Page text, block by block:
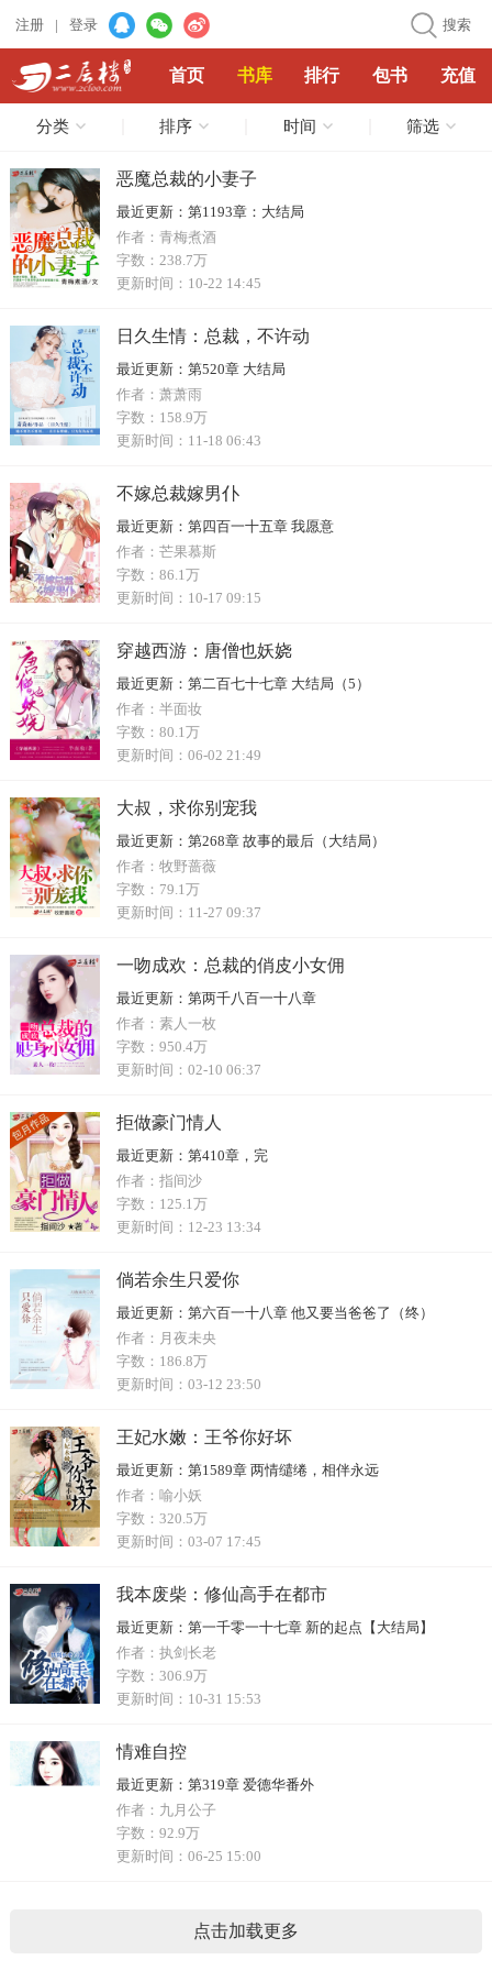
注册 | 登录 搜索
首页 书库 排行 包书 充值
分类 排序 时间 筛选
恶魔总裁的小妻子
最近更新： 第1193章：大结局
作者： 青梅煮酒
字数： 238.7万
更新时间： 10-22 14:45
日久生情：总裁，不许动
最近更新：
第520章 大结局
作者： 萧萧雨
字数： 158.9万
更新时间： 11-18 06:43
不嫁总裁嫁男仆
最近更新： 第四百一十五章 我愿意
作者： 芒果慕斯
字数： 86.1万
更新时间： 10-17 09:15
穿越西游：唐僧也妖娆
最近更新： 第二百七十七章 大结局（5）
作者： 半面妆
字数： 80.1万
更新时间： 06-02 21:49
大叔，求你别宠我
最近更新： 第268章 故事的最后（大结局）
作者： 牧野蔷薇
字数： 79.1万
更新时间： 11-27 09:37
一吻成欢：总裁的俏皮小女佣
最近更新： 第两千八百一十八章
作者： 素人一枚
字数： 950.4万
更新时间： 02-10 06:37
拒做豪门情人
最近更新： 第410章，完
作者： 指间沙
字数： 125.1万
更新时间： 12-23 13:34
倘若余生只爱你
最近更新： 第六百一十八章 他又要当爸爸了（终）
作者： 月夜未央
字数： 186.8万
更新时间： 03-12 23:50
王妃水嫩：王爷你好坏
最近更新： 第1589章 两情缱绻，相伴永远
作者： 喻小妖
字数： 320.5万
更新时间： 03-07 17:45
我本废柴：修仙高手在都市
最近更新： 第一千零一十七章 新的起点【大结局】
作者： 执剑长老
字数： 306.9万
更新时间： 10-31 15:53
情难自控
最近更新： 第319章 爱德华番外
作者： 九月公子
字数： 92.9万
更新时间： 06-25 15:00
点击加载更多